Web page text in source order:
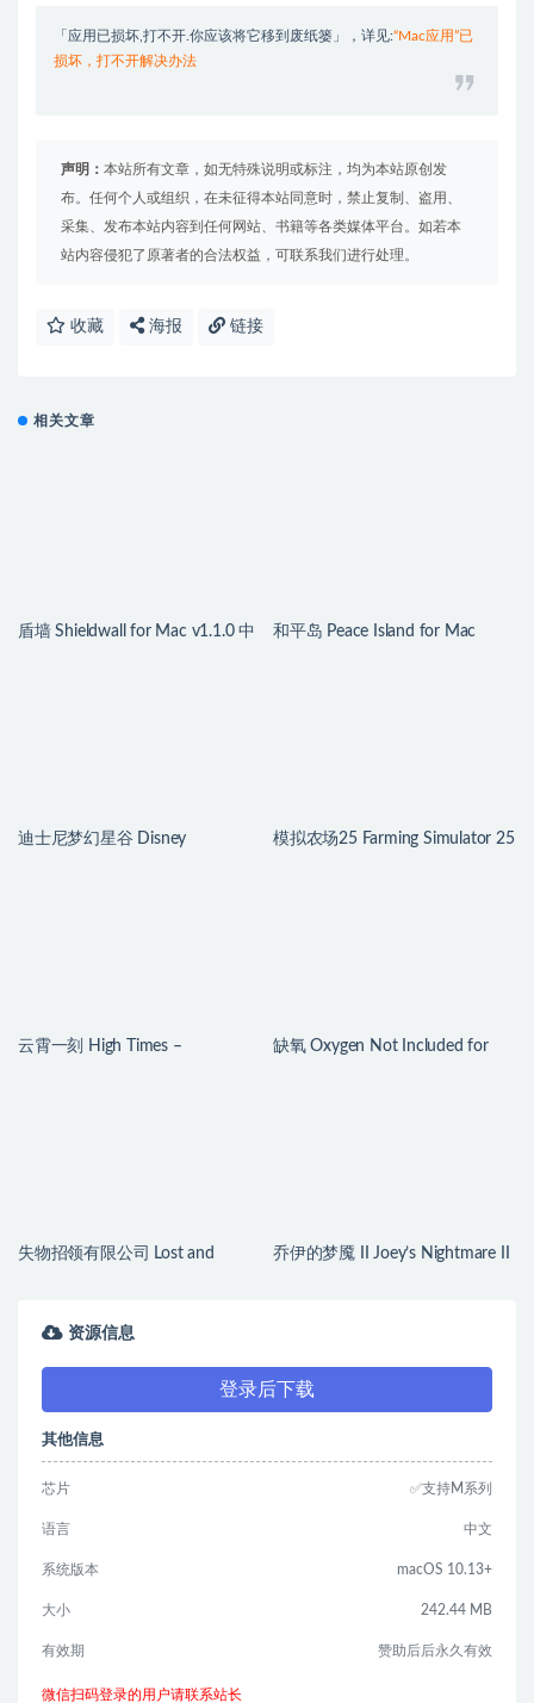
「应用已损坏,打不开.你应该将它移到废纸篓」，详见:“Mac应用”已
损坏，打不开解决办法
声明： 本站所有文章，如无特殊说明或标注，均为本站原创发
布。任何个人或组织，在未征得本站同意时，禁止复制、盗用、
采集、发布本站内容到任何网站、书籍等各类媒体平台。如若本
站内容侵犯了原著者的合法权益，可联系我们进行处理。
收藏 海报 链接
相关文章
盾墙 Shieldwall for Mac v1.1.0 中
和平岛 Peace Island for Mac
迪士尼梦幻星谷 Disney
模拟农场25 Farming Simulator 25
云霄一刻 High Times –
缺氧 Oxygen Not Included for
失物招领有限公司 Lost and
乔伊的梦魇 II Joey’s Nightmare II
资源信息
登录后下载
其他信息
芯片 ✅支持M系列
语言 中文
系统版本 macOS 10.13+
大小 242.44 MB
有效期 赞助后后永久有效
微信扫码登录的用户请联系站长